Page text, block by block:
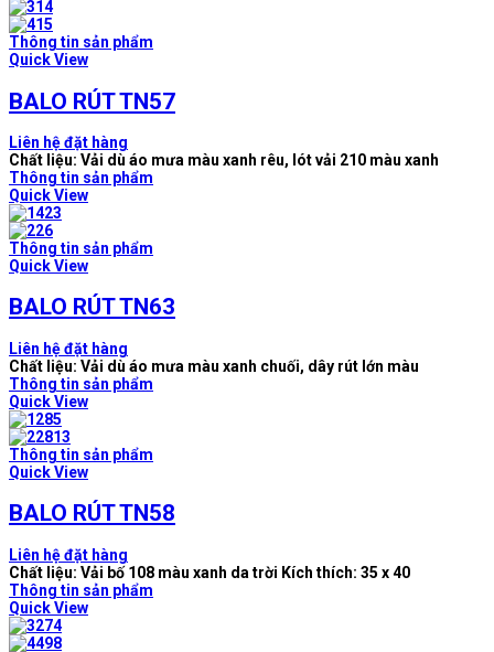
Thông tin sản phẩm
Quick View
BALO RÚT TN57
Liên hệ đặt hàng
Chất liệu: Vải dù áo mưa màu xanh rêu, lót vải 210 màu xanh
Thông tin sản phẩm
Quick View
Thông tin sản phẩm
Quick View
BALO RÚT TN63
Liên hệ đặt hàng
Chất liệu: Vải dù áo mưa màu xanh chuối, dây rút lớn màu
Thông tin sản phẩm
Quick View
Thông tin sản phẩm
Quick View
BALO RÚT TN58
Liên hệ đặt hàng
Chất liệu: Vải bố 108 màu xanh da trời Kích thích: 35 x 40
Thông tin sản phẩm
Quick View